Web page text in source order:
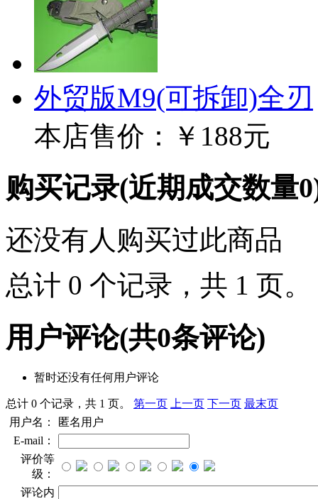
外贸版M9(可拆卸)全刃
本店售价：
￥188元
购买记录(近期成交数量0
还没有人购买过此商品
总计 0 个记录，共 1 页。
用户评论(共0条评论)
暂时还没有任何用户评论
总计 0 个记录，共 1 页。 第一页 上一页 下一页 最末页
用户名：
匿名用户
E-mail：
评价等
级：
评论内